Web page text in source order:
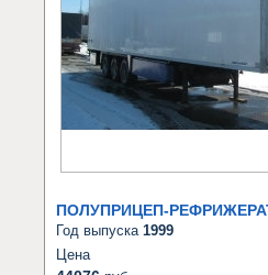
ПОЛУПРИЦЕП-
Год выпуска 1999
Цена